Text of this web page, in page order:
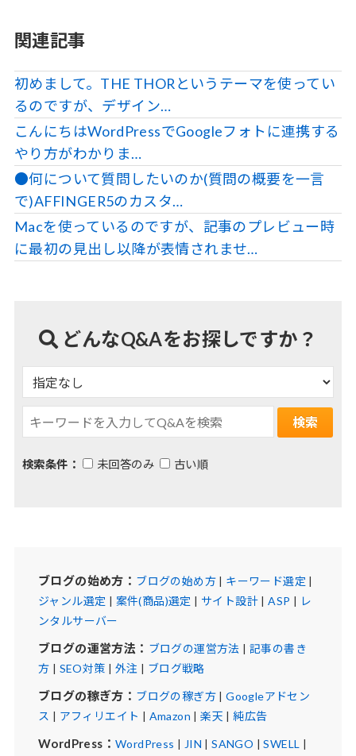
関連記事
初めまして。THE THORというテーマを使ってい
るのですが、デザイン…
こんにちはWordPressでGoogleフォトに連携する
やり方がわかりま…
●何について質問したいのか(質問の概要を一言
で)AFFINGER5のカスタ…
Macを使っているのですが、記事のプレビュー時
に最初の見出し以降が表情されませ…
どんなQ&Aをお探しですか？
検索条件： 未回答のみ 古い順
ブログの始め方： ブログの始め方| キーワード選定 |
ジャンル選定 | 案件(商品)選定 | サイト設計|ASP | レ
ンタルサーバー
ブログの運営方法： ブログの運営方法 | 記事の書き
方 | SEO対策 | 外注 | ブログ戦略
ブログの稼ぎ方： ブログの稼ぎ方|Googleアドセン
ス | アフィリエイト | Amazon |楽天 |純広告
WordPress： WordPress | JIN |SANGO |SWELL |